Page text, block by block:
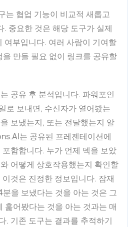
는 협업 기능이 비교적 새롭고
. 중요한 것은 해당 도구가 실제
여부입니다. 여러 사람이 기여할
만들 필요 없이 링크를 공유할
공유 후 분석입니다. 파워포인
로 보내면, 수신자가 열어봤는
보냈는지, 또는 전달했는지 알
는 공유된 프레젠테이션에
함합니다. 누가 언제 덱을 보았
어떻게 상호작용했는지 확인할
것은 진정한 정보입니다. 잠재
을 보냈다는 것을 아는 것은 그
훑어봤다는 것을 아는 것과는 매
. 기존 도구는 결과를 추적하기